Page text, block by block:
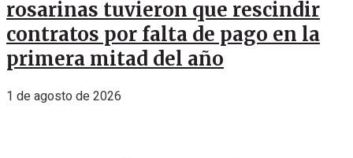
rosarinas tuvieron que rescindir
contratos por falta de pago en la
primera mitad del año
1 de agosto de 2026